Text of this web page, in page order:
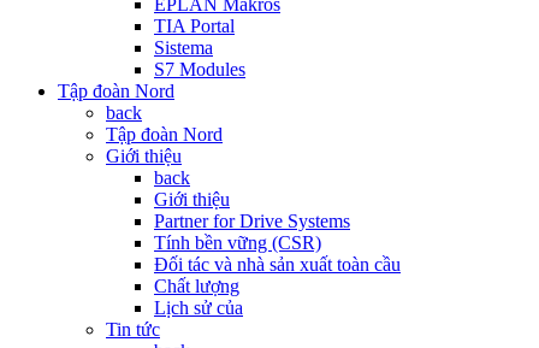
EPLAN Makros
TIA Portal
Sistema
S7 Modules
Tập đoàn Nord
back
Tập đoàn Nord
Giới thiệu
back
Giới thiệu
Partner for Drive Systems
Tính bền vững (CSR)
Đối tác và nhà sản xuất toàn cầu
Chất lượng
Lịch sử của
Tin tức